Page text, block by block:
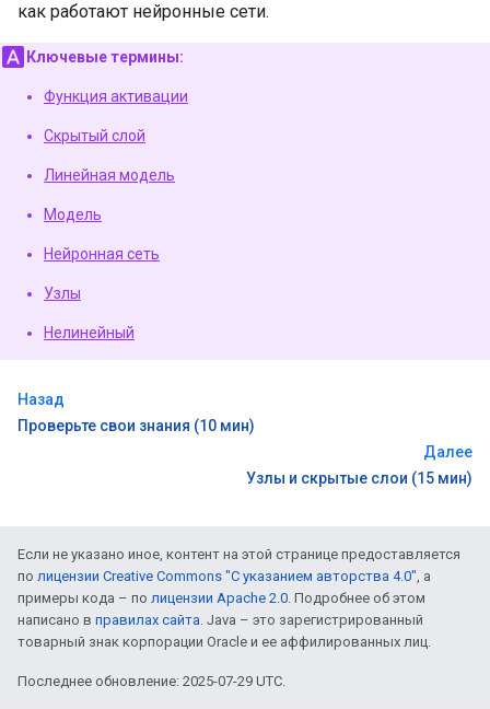
как работают нейронные сети.
Ключевые термины:
Функция активации
Скрытый слой
Линейная модель
Модель
Нейронная сеть
Узлы
Нелинейный
Назад
Проверьте свои знания (10 мин)
Далее
Узлы и скрытые слои (15 мин)
Если не указано иное, контент на этой странице предоставляется
по лицензии Creative Commons "С указанием авторства 4.0", а
примеры кода – по лицензии Apache 2.0. Подробнее об этом
написано в правилах сайта. Java – это зарегистрированный
товарный знак корпорации Oracle и ее аффилированных лиц.
Последнее обновление: 2025-07-29 UTC.